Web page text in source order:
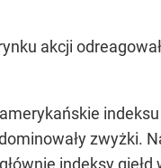
akcji
zwyżki.
indeksy